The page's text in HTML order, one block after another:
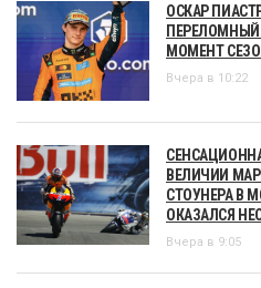
ОСКАР
ПЕРЕЛОМНЫЙ
МОМЕНТ
Вчера в 10:22
ВЕЛИЧИИ
СТОУНЕРА В
ОКАЗАЛСЯ
Вчера в 9:05